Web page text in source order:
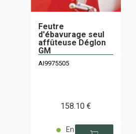
Feutre
d'ébavurage seul
affûteuse Déglon
GM
AI9975505
158.10 €
En